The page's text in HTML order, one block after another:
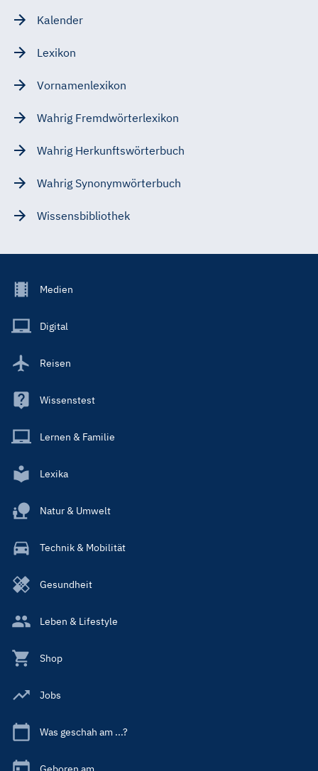
Kalender
Lexikon
Vornamenlexikon
Wahrig Fremdwörterlexikon
Wahrig Herkunftswörterbuch
Wahrig Synonymwörterbuch
Wissensbibliothek
Footer
Main
Medien
Digital
Reisen
Wissenstest
Lernen & Familie
Lexika
Natur & Umwelt
Technik & Mobilität
Gesundheit
Leben & Lifestyle
Shop
Jobs
Was geschah am ...?